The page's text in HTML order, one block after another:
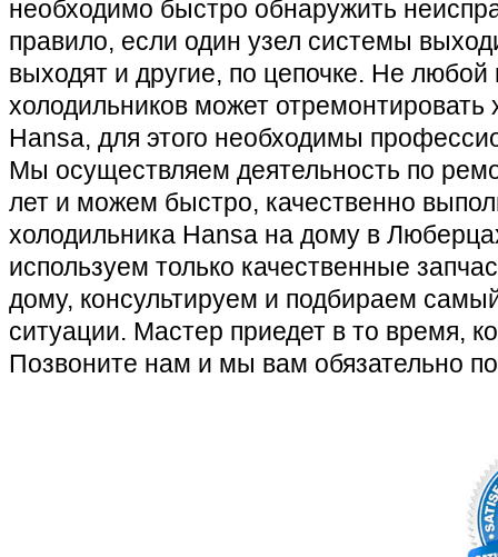
необходимо быстро обнаружить
правило, если один узел системы
выходят и другие, по цепочке. Не
холодильников может отремонтировать
Hansa, для этого необходимы
Мы осуществляем деятельность по
лет и можем быстро, качественно
холодильника Hansa на дому в
используем только качественные
дому, консультируем и подбираем
ситуации. Мастер приедет в то время,
Позвоните нам и мы вам обязательно